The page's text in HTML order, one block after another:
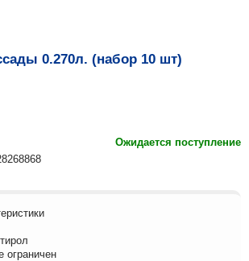
0.270л. (набор 10 шт)
Ожидается поступление
ограничен